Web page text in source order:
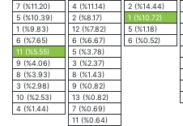
7 (%11.20)
5 (%10.39)
1 (%9.83)
6 (%7.65)
11 (%5.55)
9 (%4.06)
8 (%3.93)
3 (%2.98)
10 (%2.53)
4 (%1.44)
4 (%11.14)
2 (%8.17)
12 (%7.82)
6 (%6.67)
5 (%3.78)
3 (%2.37)
8 (%1.43)
9 (%0.82)
13 (%0.82)
7 (%0.69)
11 (%0.64)
2 (%14.44)
1 (%10.72)
5 (%1.18)
6 (%0.52)